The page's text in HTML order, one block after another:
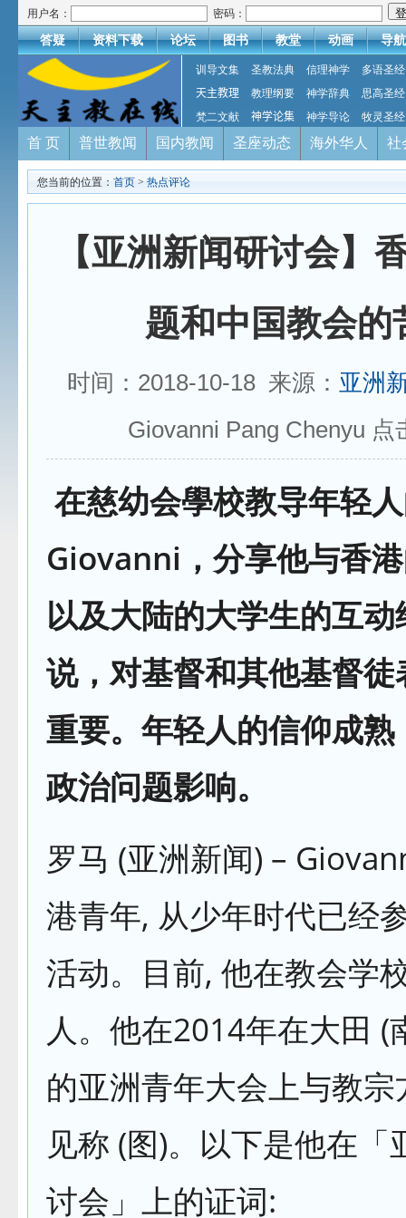
用户名： 密码：
答疑 资料下载 论坛 图书 教堂 动画 导航
训导文集 圣教法典 信理神学
多语圣经
天主教理
教理纲要 神学辞典
思高圣经
梵二文献
神学论集 神学导论 牧灵圣经
首 页 普世教闻 国内教闻 圣座动态 海外华人 社
您当前的位置： 首页 > 热点评论
【亚洲新闻研讨会】
题和中国教会的
时间：2018-10-18 来源： 亚洲
Giovanni Pang Chenyu 点
在慈幼会學校教导年轻
Giovanni，分享他与香
以及大陆的大学生的互
说，对基督和其他基督
重要。年轻人的信仰成
政治问题影响。
罗马 (亚洲新闻) –
港青年, 从少年时代已经
活动。目前, 他在教会学
人。他在2014年在大田 (
的亚洲青年大会上与教
见称 (图)。以下是他在「
讨会」上的证词: